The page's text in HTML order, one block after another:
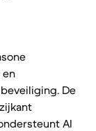
en
De
AI